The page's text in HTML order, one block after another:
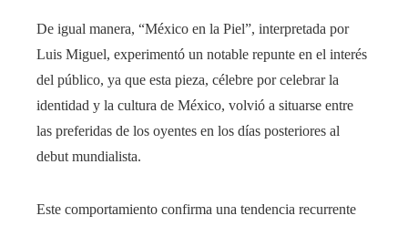
De igual manera, “México en la Piel”, interpretada por
Luis Miguel, experimentó un notable repunte en el interés
del público, ya que esta pieza, célebre por celebrar la
identidad y la cultura de México, volvió a situarse entre
las preferidas de los oyentes en los días posteriores al
debut mundialista.
Este comportamiento confirma una tendencia recurrente